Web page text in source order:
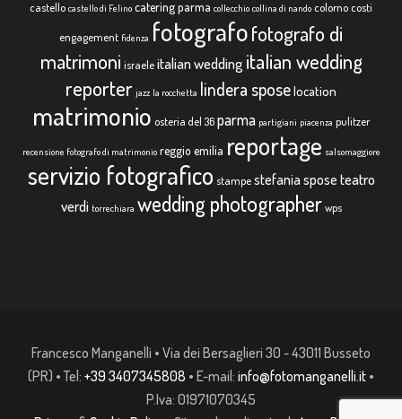
castello castello di Felino catering parma collecchio collina di nando colorno costi
engagement fidenza fotografofotografo di
matrimoni israele italian wedding italian wedding
reporter jazz la rocchetta lindera sposelocation
matrimonio osteria del 36parma partigiani piacenza pulitzer
recensione fotografo di matrimonio reggio emilia reportage salsomaggiore
servizio fotografico stampe stefania spose teatro
verdi torrechiara wedding photographer wps
Francesco Manganelli • Via dei Bersaglieri 30 - 43011 Busseto
(PR) • Tel: +39 3407345808 • E-mail: info@fotomanganelli.it •
P.Iva: 01971070345